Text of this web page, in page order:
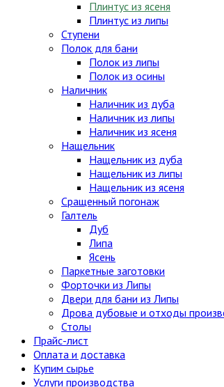
Плинтус из ясеня
Плинтус из липы
Ступени
Полок для бани
Полок из липы
Полок из осины
Наличник
Наличник из дуба
Наличник из липы
Наличник из ясеня
Нащельник
Нащельник из дуба
Нащельник из липы
Нащельник из ясеня
Сращенный погонаж
Галтель
Дуб
Липа
Ясень
Паркетные заготовки
Форточки из Липы
Двери для бани из Липы
Дрова дубовые и отходы
Столы
Прайс-лист
Оплата и доставка
Купим сырье
Услуги производства